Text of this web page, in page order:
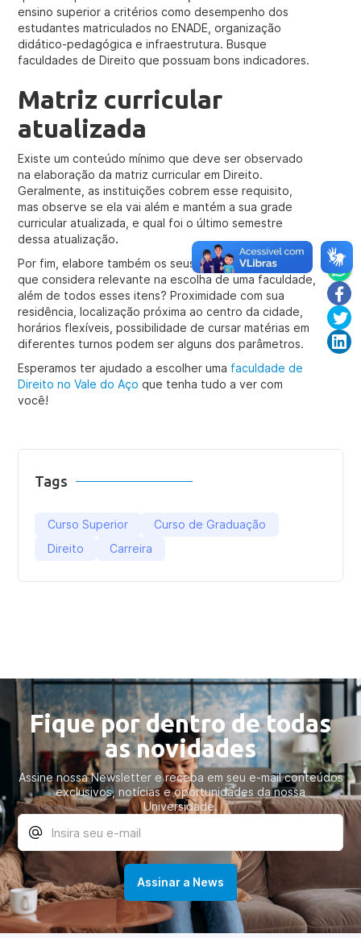
ensino superior a critérios como desempenho dos
estudantes matriculados no ENADE, organização
didático-pedagógica e infraestrutura. Busque
faculdades de Direito que possuam bons indicadores.
Matriz curricular
atualizada
Existe um conteúdo mínimo que deve ser observado
na elaboração da matriz curricular em Direito.
Geralmente, as instituições cobrem esse requisito,
mas observe se ela vai além e mantém a sua grade
curricular atualizada, e qual foi o último semestre
dessa atualização.
Por fim, elabore também os seus próprios critérios. O
que considera relevante na escolha de uma faculdade,
além de todos esses itens? Proximidade com sua
residência, localização próxima ao centro da cidade,
horários flexíveis, possibilidade de cursar matérias em
diferentes turnos podem ser alguns dos parâmetros.
Esperamos ter ajudado a escolher uma faculdade de
Direito no Vale do Aço que tenha tudo a ver com
você!
Tags
Curso Superior
Curso de Graduação
Direito
Carreira
Fique por dentro de todas
as novidades
Assine nossa Newsletter e receba em seu e-mail conteúdos
exclusivos, notícias e oportunidades da nossa
Universidade.